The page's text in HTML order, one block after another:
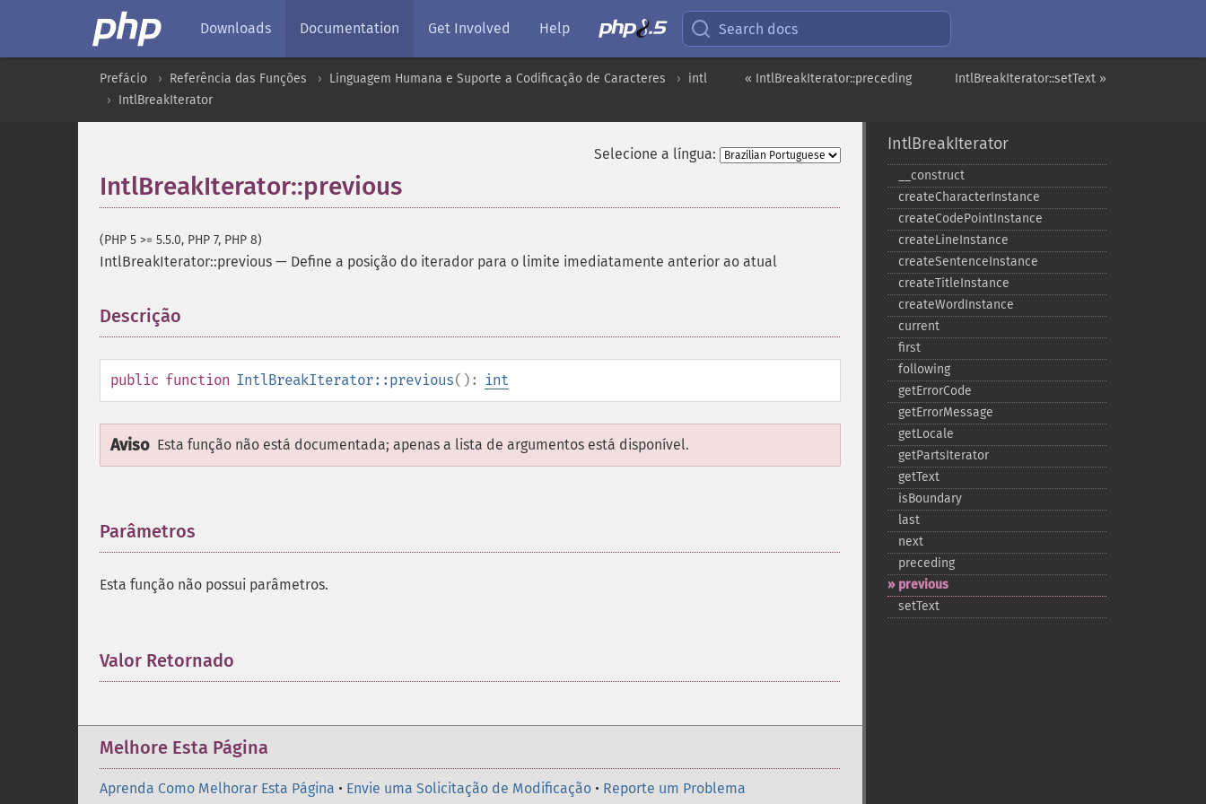
Downloads Documentation Get Involved Help Search docs
IntlBreakIterator::setText »
« IntlBreakIterator::preceding
Prefácio Referência das Funções Linguagem Humana e Suporte a Codificação de Caracteres
intl
IntlBreakIterator
Selecione a língua:
IntlBreakIterator::previous
(PHP 5 >= 5.5.0, PHP 7, PHP 8)
IntlBreakIterator::previous — Define a posição do iterador para o limite imediatamente anterior ao atual
Descrição
public function IntlBreakIterator::previous(): int
Aviso Esta função não está documentada; apenas a lista de argumentos está disponível.
Parâmetros
Esta função não possui parâmetros.
Valor Retornado
Melhore Esta Página
Aprenda Como Melhorar Esta Página • Envie uma Solicitação de Modificação • Reporte um Problema
IntlBreakIterator
_​_​construct
createCharacterInstance
createCodePointInstance
createLineInstance
createSentenceInstance
createTitleInstance
createWordInstance
current
first
following
getErrorCode
getErrorMessage
getLocale
getPartsIterator
getText
isBoundary
last
next
preceding
previous
setText